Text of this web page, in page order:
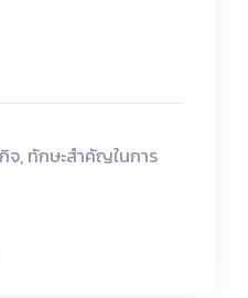
จ, ทักษะสำคัญในการ